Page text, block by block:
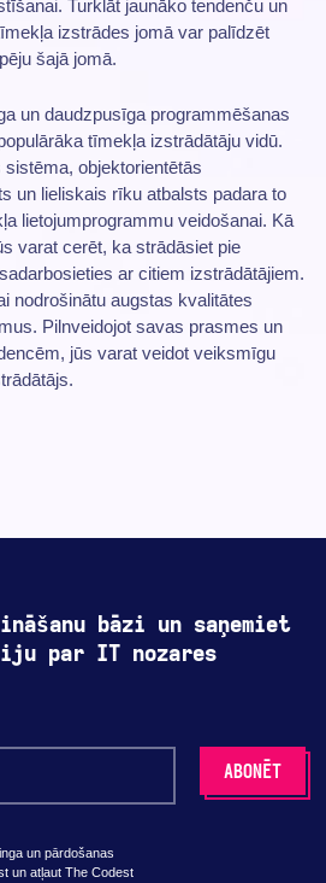
Turklāt jaunāko tendenču un
izstrādes jomā var palīdzēt
šajā jomā.
un daudzpusīga programmēšanas
tīmekļa izstrādātāju vidū.
objektorientētās
un lieliskais rīku atbalsts padara to
lietojumprogrammu veidošanai. Kā
varat cerēt, ka strādāsiet pie
ar citiem izstrādātājiem.
nodrošinātu augstas kvalitātes
Pilnveidojot savas prasmes un
jūs varat veidot veiksmīgu
bāzi un saņemiet
par IT nozares
un pārdošanas
un atļaut The Codest